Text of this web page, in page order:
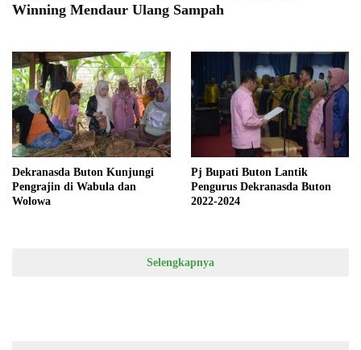
Winning Mendaur Ulang Sampah
Dekranasda Buton Kunjungi
Pengrajin di Wabula dan
Wolowa
Pj Bupati Buton Lantik
Pengurus Dekranasda Buton
2022-2024
Selengkapnya